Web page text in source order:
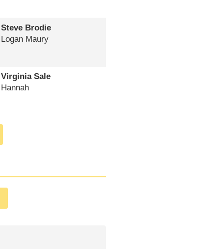
Steve Brodie
Logan Maury
Virginia Sale
Hannah